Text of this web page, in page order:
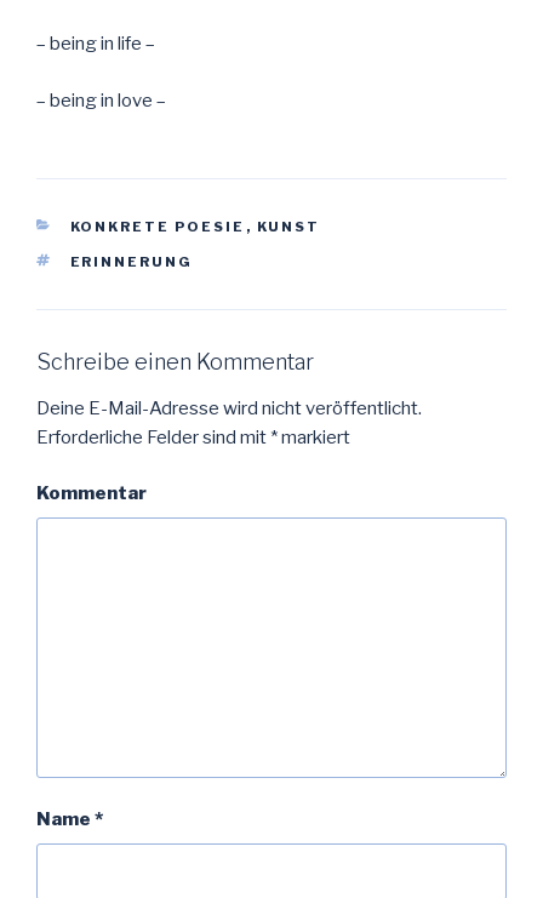
– being in life –
– being in love –
KATEGORIEN
KONKRETE POESIE , KUNST
SCHLAGWÖRTER
ERINNERUNG
Schreibe einen Kommentar
Deine E-Mail-Adresse wird nicht veröffentlicht.
Erforderliche Felder sind mit *markiert
Kommentar
Name *